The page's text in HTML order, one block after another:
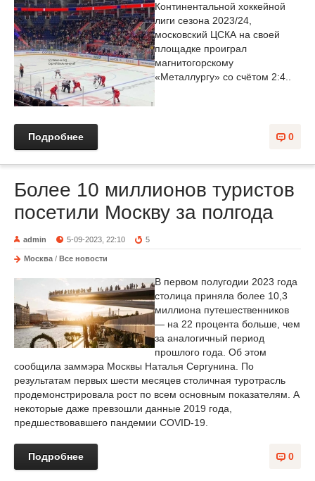
Континентальной хоккейной
лиги сезона 2023/24,
московский ЦСКА на своей
площадке проиграл
магнитогорскому
«Металлургу» со счётом 2:4..
0
Подробнее
Более 10 миллионов туристов
посетили Москву за полгода
admin 5-09-2023, 22:10 5
Москва / Все новости
В первом полугодии 2023 года
столица приняла более 10,3
миллиона путешественников
— на 22 процента больше, чем
за аналогичный период
прошлого года. Об этом
сообщила заммэра Москвы Наталья Сергунина. По
результатам первых шести месяцев столичная туротрасль
продемонстрировала рост по всем основным показателям. А
некоторые даже превзошли данные 2019 года,
предшествовавшего пандемии COVID-19.
0
Подробнее